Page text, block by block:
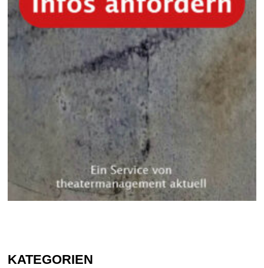
KATEGORIEN